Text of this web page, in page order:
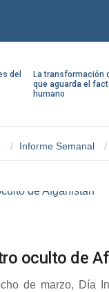
YouTube
LinkedIn
del
La transformación
que aguarda el
humano
Informe Semanal
oculto de
de marzo, Día
usuario?